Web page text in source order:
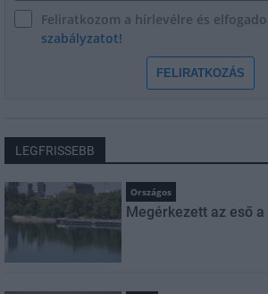
Feliratkozom a hírlevélre és
szabályzatot!
FELIRATKOZÁS
LEGFRISSEBB
Országos
Megérkezett az eső